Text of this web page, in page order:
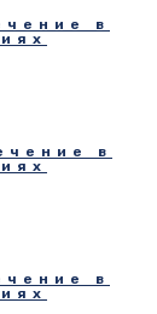
в
в
в